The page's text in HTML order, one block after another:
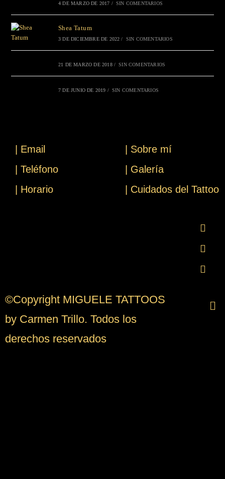
4 DE MARZO DE 2017 / SIN COMENTARIOS
Shea Tatum
3 DE DICIEMBRE DE 2022 / SIN COMENTARIOS
21 DE MARZO DE 2018 / SIN COMENTARIOS
7 DE JUNIO DE 2019 / SIN COMENTARIOS
| Email
| Sobre mí
| Teléfono
| Horario
| Galería
| Cuidados del Tattoo
©Copyright MIGUELE TATTOOS
by Carmen Trillo. Todos los
derechos reservados